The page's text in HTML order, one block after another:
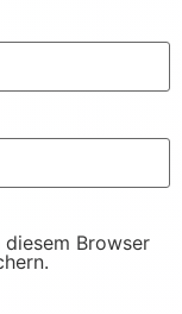
Browser